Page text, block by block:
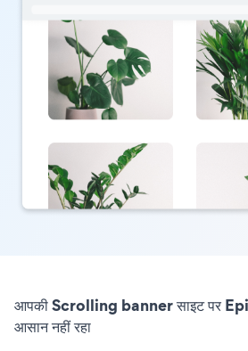
आपकी Scrolling banner साइट पर
आसान नहीं रहा